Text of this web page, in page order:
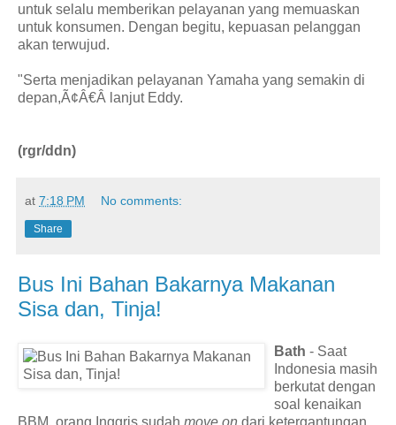
untuk selalu memberikan pelayanan yang memuaskan
untuk konsumen. Dengan begitu, kepuasan pelanggan
akan terwujud.
"Serta menjadikan pelayanan Yamaha yang semakin di
depan,Ã¢Â€Â lanjut Eddy.
(rgr/ddn)
at 7:18 PM No comments:
Share
Bus Ini Bahan Bakarnya Makanan
Sisa dan, Tinja!
Bath - Saat
Indonesia masih
berkutat dengan
soal kenaikan
BBM, orang Inggris sudah move on dari ketergantungan